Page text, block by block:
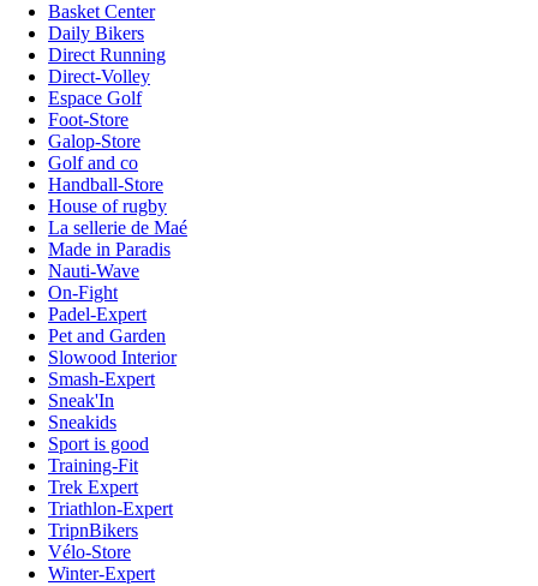
Basket Center
Daily Bikers
Direct Running
Direct-Volley
Espace Golf
Foot-Store
Galop-Store
Golf and co
Handball-Store
House of rugby
La sellerie de Maé
Made in Paradis
Nauti-Wave
On-Fight
Padel-Expert
Pet and Garden
Slowood Interior
Smash-Expert
Sneak'In
Sneakids
Sport is good
Training-Fit
Trek Expert
Triathlon-Expert
TripnBikers
Vélo-Store
Winter-Expert